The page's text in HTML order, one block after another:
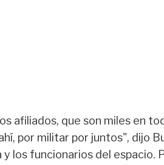
afiliados, que son miles en
por militar por juntos", dijo
los funcionarios del espacio.